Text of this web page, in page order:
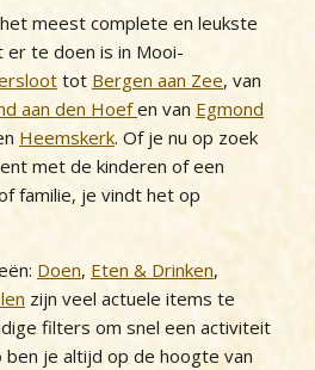
meest complete en leukste
er te doen is in Mooi-
tot Bergen aan Zee, van
aan den Hoefen van Egmond
Heemskerk. Of je nu op zoek
met de kinderen of een
familie, je vindt het op
Doen, Eten & Drinken,
zijn veel actuele items te
filters om snel een activiteit
je altijd op de hoogte van